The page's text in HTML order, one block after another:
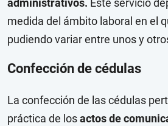
administrativos. Este servicio
medida del ámbito laboral en el
pudiendo variar entre unos y
Confección de cédulas
La confección de las cédulas
práctica de losactos de